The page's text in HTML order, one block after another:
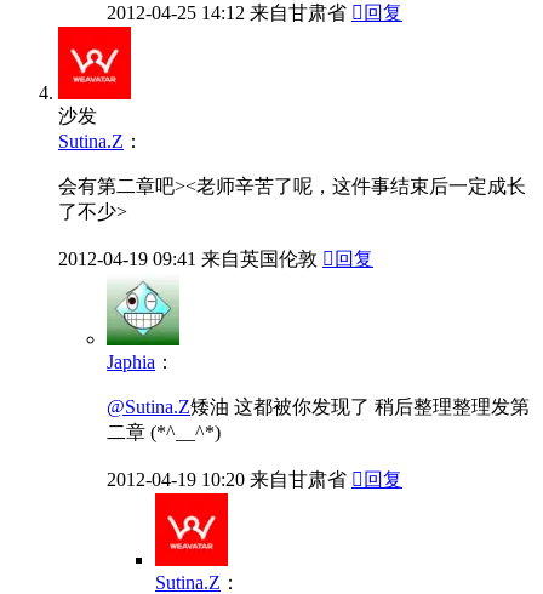
2012-04-25 14:12 来自甘肃省  回复
沙发
Sutina.Z ：
会有第二章吧><老师辛苦了呢，这件事结束后一定成长
了不少>
2012-04-19 09:41 来自英国伦敦  回复
Japhia ：
@Sutina.Z矮油 这都被你发现了 稍后整理整理发第
二章 (*^__^*)
2012-04-19 10:20 来自甘肃省  回复
Sutina.Z ：